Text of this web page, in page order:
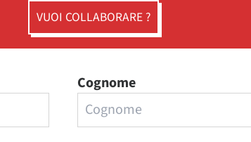
VUOI COLLABORARE ?
Cognome